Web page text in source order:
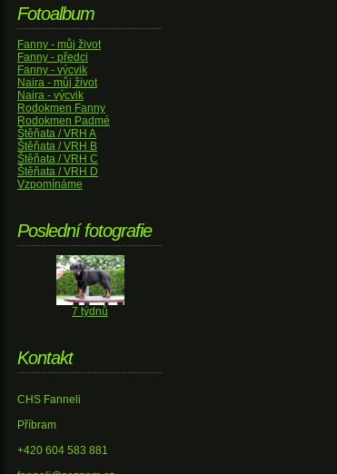
Fotoalbum
Fanny - můj život
Fanny - předci
Fanny - výcvik
Naira - můj život
Naira - výcvik
Rodokmen Fanny
Rodokmen Padmé
Štěňata / VRH A
Štěňata / VRH B
Štěňata / VRH C
Štěňata / VRH D
Vzpomínáme
Poslední fotografie
7 týdnů
Kontakt
CHS Fanneli
Příbram
+420 604 583 881